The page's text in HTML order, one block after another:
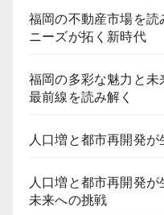
福岡の不動産市場を
ニーズが拓く新時代
福岡の多彩な魅力と
最前線を読み解く
人口増と都市再開発
人口増と都市再開発
未来への挑戦